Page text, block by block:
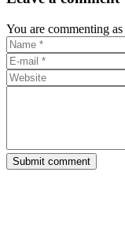
You are commenting as
Submit comment